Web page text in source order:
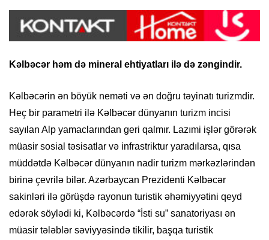
Kəlbəcər həm də mineral ehtiyatları ilə də zəngindir.
Kəlbəcərin ən böyük neməti və ən doğru təyinatı turizmdir.
Heç bir parametri ilə Kəlbəcər dünyanın turizm incisi
sayılan Alp yamaclarından geri qalmır. Lazımi işlər görərək
müasir sosial təsisatlar və infrastriktur yaradılarsa, qısa
müddətdə Kəlbəcər dünyanın nadir turizm mərkəzlərindən
birinə çevrilə bilər. Azərbaycan Prezidenti Kəlbəcər
sakinləri ilə görüşdə rayonun turistik əhəmiyyətini qeyd
edərək söylədi ki, Kəlbəcərdə “İsti su” sanatoriyası ən
müasir tələblər səviyyəsində tikilir, başqa turistik